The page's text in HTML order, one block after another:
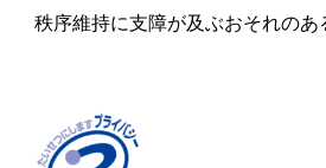
秩序維持に支障が及ぶおそれのあ